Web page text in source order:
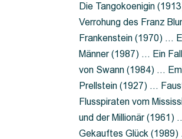
Die Tangokoenigin
Verrohung des Franz
Frankenstein (1970) …
Männer (1987) … Ein
von Swann (1984) …
Prellstein (1927) …
Flusspiraten vom
und der Millionär
Gekauftes Glück